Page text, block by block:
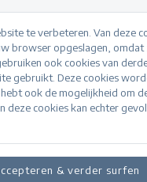
Blouse
Blouse Shine is een
fit. De blouse heeft een
te verbeteren. Van deze
browser opgeslagen, omdat
ook cookies van
gebruikt. Deze cookies
ook de mogelijkheid om
deze cookies kan echter
& verder surfen